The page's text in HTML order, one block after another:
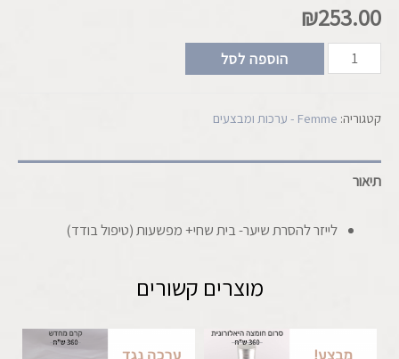
₪253.00
הוספה לסל
קטגוריה: Femme - ערכות ומבצעים
תיאור
לייזר להסרת שיער- בית שחי+ מפשעות (טיפול בודד)
מוצרים קשורים